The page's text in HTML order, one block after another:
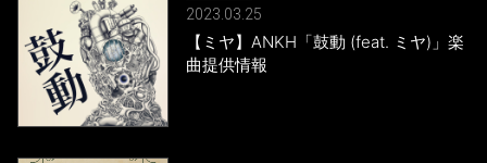
2023.03.25
【ミヤ】ANKH「鼓動 (feat. ミヤ)」楽
曲提供情報